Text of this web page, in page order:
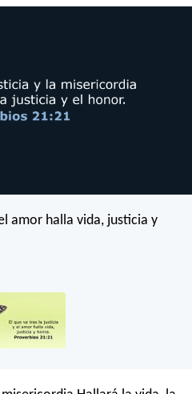
amor halla vida, justicia y